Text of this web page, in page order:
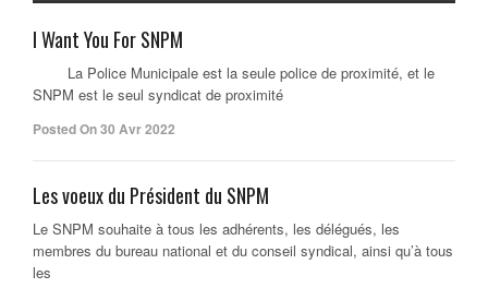
I Want You For SNPM
La Police Municipale est la seule police de proximité, et le
SNPM est le seul syndicat de proximité
Posted On 30 Avr 2022
Les voeux du Président du SNPM
Le SNPM souhaite à tous les adhérents, les délégués, les
membres du bureau national et du conseil syndical, ainsi qu’à tous
les